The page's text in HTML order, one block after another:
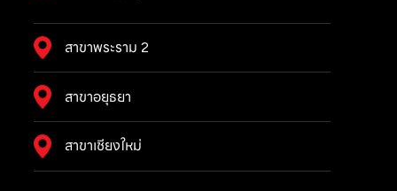
สาขาพระราม 2
สาขาอยุธยา
สาขาเชียงใหม่